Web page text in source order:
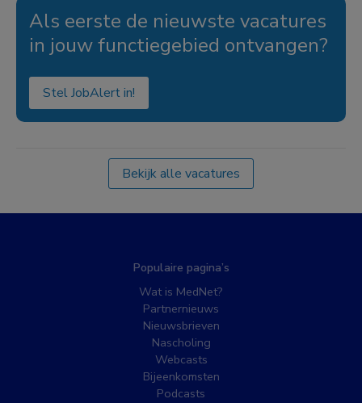
Als eerste de nieuwste vacatures
in jouw functiegebied ontvangen?
Stel JobAlert in!
Bekijk alle vacatures
Populaire pagina’s
Wat is MedNet?
Partnernieuws
Nieuwsbrieven
Nascholing
Webcasts
Bijeenkomsten
Podcasts